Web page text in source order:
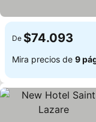
De $74.093
Mira precios de 9